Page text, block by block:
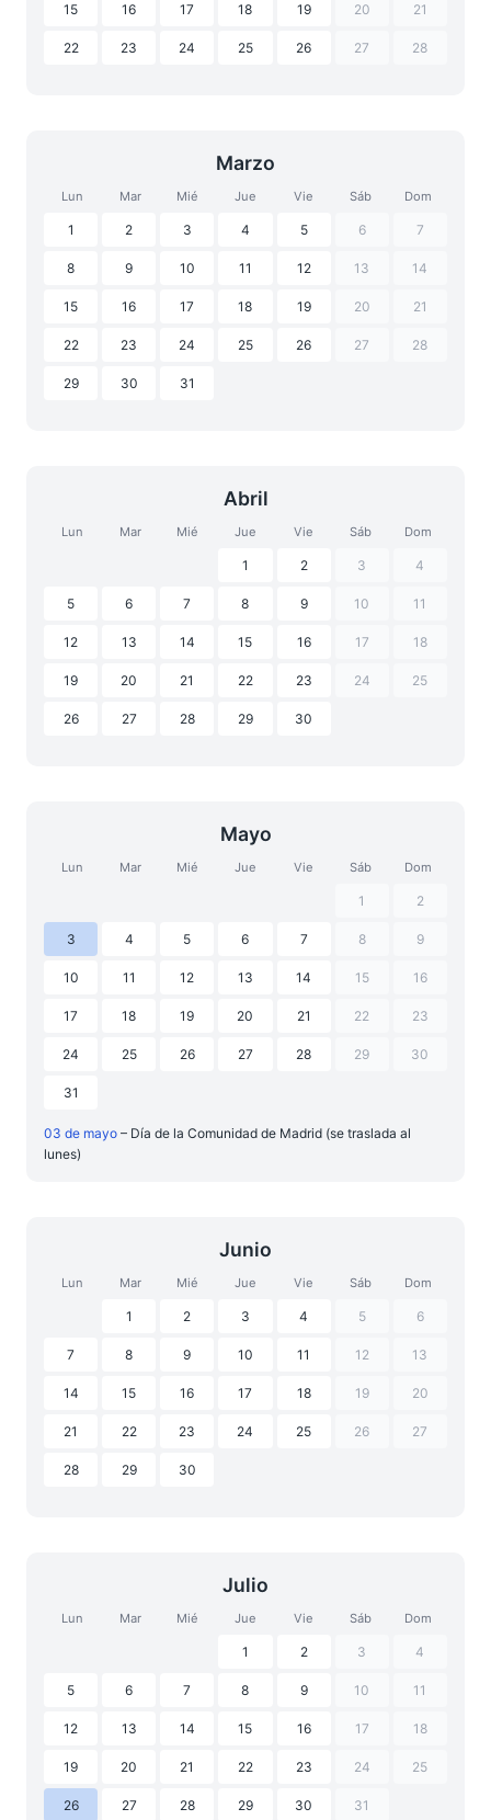
15 16 17 18 19 20 21
22 23 24 25 26 27 28
Marzo
Lun Mar Mié Jue Vie Sáb Dom
1 2 3 4 5 6 7
8 9 10 11 12 13 14
15 16 17 18 19 20 21
22 23 24 25 26 27 28
29 30 31
Abril
Lun Mar Mié Jue Vie Sáb Dom
1 2 3 4
5 6 7 8 9 10 11
12 13 14 15 16 17 18
19 20 21 22 23 24 25
26 27 28 29 30
Mayo
Lun Mar Mié Jue Vie Sáb Dom
1 2
3 4 5 6 7 8 9
10 11 12 13 14 15 16
17 18 19 20 21 22 23
24 25 26 27 28 29 30
31
03 de mayo – Día de la Comunidad de Madrid (se traslada al
lunes)
Junio
Lun Mar Mié Jue Vie Sáb Dom
1 2 3 4 5 6
7 8 9 10 11 12 13
14 15 16 17 18 19 20
21 22 23 24 25 26 27
28 29 30
Julio
Lun Mar Mié Jue Vie Sáb Dom
1 2 3 4
5 6 7 8 9 10 11
12 13 14 15 16 17 18
19 20 21 22 23 24 25
26 27 28 29 30 31